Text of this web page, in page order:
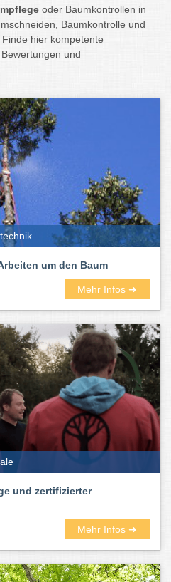
oder Baumkontrollen in
Baumkontrolle und
hier kompetente
und
um den Baum
Mehr Infos ➜
und zertifizierter
Mehr Infos ➜